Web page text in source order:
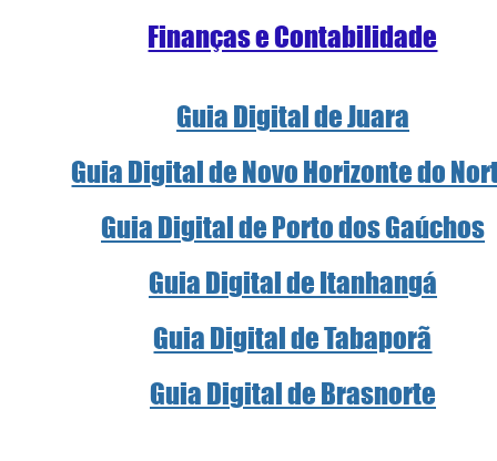
Finanças e Contabilidade
Guia Digital de Juara
Guia Digital de Novo Horizonte do
Guia Digital de Porto dos Gaúchos
Guia Digital de Itanhangá
Guia Digital de Tabaporã
Guia Digital de Brasnorte